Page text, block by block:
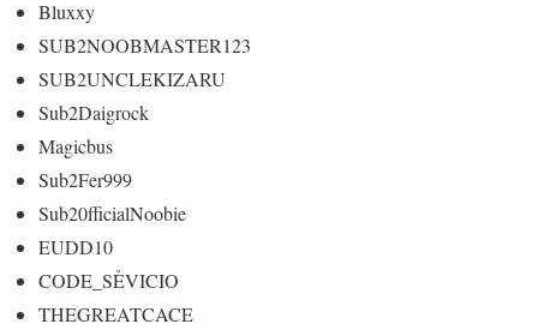
Bluxxy
SUB2NOOBMASTER123
SUB2UNCLEKIZARU
Sub2Daigrock
Magicbus
Sub2Fer999
Sub20fficialNoobie
EUDD10
CODE_SẺVICIO
THEGREATCACE